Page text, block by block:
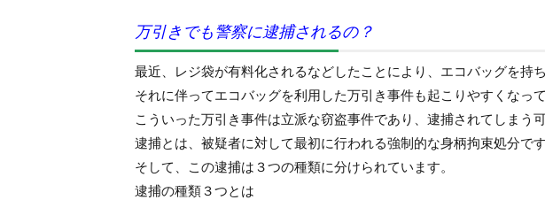
万引きでも警察に逮捕されるの？
最近、レジ袋が有料化されるなどしたことにより、エコバッグを持
それに伴ってエコバッグを利用した万引き事件も起こりやすくなって
こういった万引き事件は立派な窃盗事件であり、逮捕されてしまう
逮捕とは、被疑者に対して最初に行われる強制的な身柄拘束処分です
そして、この逮捕は３つの種類に分けられています。
逮捕の種類３つとは